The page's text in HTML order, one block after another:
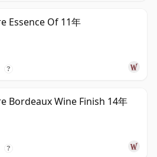
Essence Of 11年
?
Bordeaux Wine Finish 14年
?